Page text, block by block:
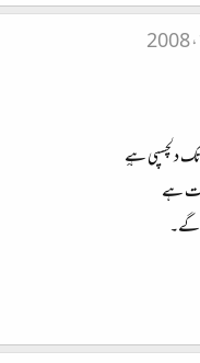
دلچسپی ہےِِ
ہے
گے۔